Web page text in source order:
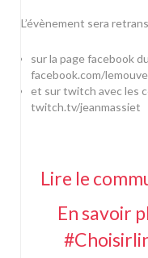
L’évènement sera
sur la page facebook
facebook.com/
et sur twitch avec les
twitch.tv/jeanmassiet
Lire le
En savoir